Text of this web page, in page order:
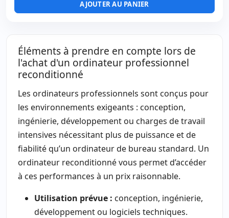
VGA · HDMI · Display Port
Dimensions:
31.5x29.4x9.3 cm.
Poids: 4.00 Kg.
AJOUTER AU PANIER
Éléments à prendre en compte lors de
l'achat d'un ordinateur professionnel
reconditionné
Les ordinateurs professionnels sont conçus pour
les environnements exigeants : conception,
ingénierie, développement ou charges de travail
intensives nécessitant plus de puissance et de
fiabilité qu’un ordinateur de bureau standard. Un
ordinateur reconditionné vous permet d’accéder
à ces performances à un prix raisonnable.
Utilisation prévue : conception, ingénierie,
développement ou logiciels techniques.